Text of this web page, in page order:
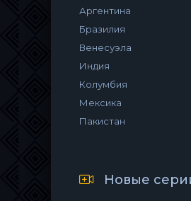
Аргентина
Бразилия
Венесуэла
Индия
Колумбия
Мексика
Пакистан
Новые